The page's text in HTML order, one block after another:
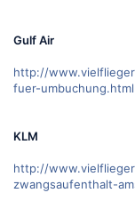
Gulf Air
http://
fuer-umbuchung.html
KLM
http://
zwangsaufenthalt-